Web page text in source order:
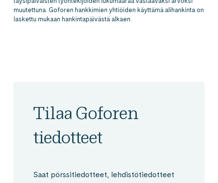
muutettuna. Goforen hankkimien yhtiöiden käyttämä alihankinta on
laskettu mukaan hankintapäivästä alkaen.
Tilaa Goforen
tiedotteet
Saat pörssitiedotteet, lehdistötiedotteet